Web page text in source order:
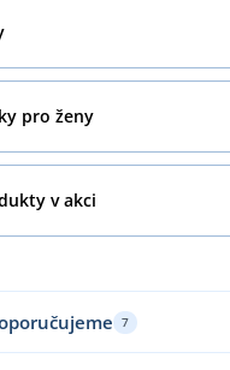
pro ženy
v akci
7